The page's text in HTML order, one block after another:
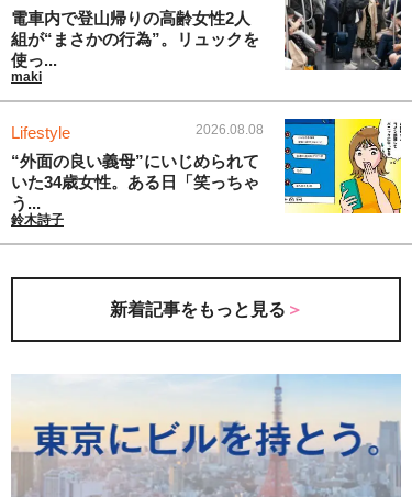
電車内で登山帰りの高齢女性2人
組が“まさかの行為”。リュックを
使っ...
maki
Lifestyle 2026.08.08
“外面の良い義母”にいじめられて
いた34歳女性。ある日「笑っちゃ
う...
鈴木詩子
新着記事をもっと見る